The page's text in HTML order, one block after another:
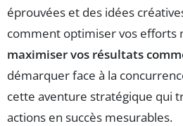
éprouvées et des idées
comment optimiser vos efforts
maximiser vos résultats
démarquer face à la
cette aventure stratégique qui
actions en succès mesurables.